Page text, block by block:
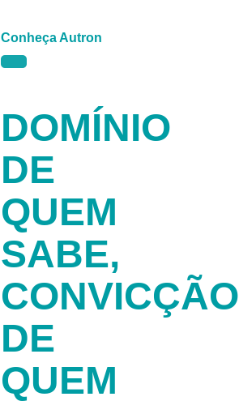
Conheça Autron
DOMÍNIO
DE
QUEM
SABE,
CONVICÇÃO
DE
QUEM